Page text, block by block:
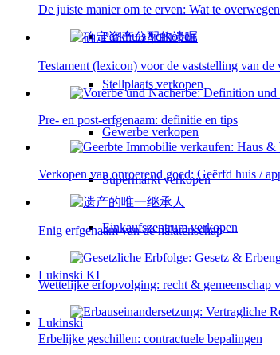
Parkhuis verkopen
Stellplaats verkopen
Gewerbe verkopen
Supermarkt verkopen
Einkaufszentrum verkopen
Lukinski KI
Lukinski
De juiste manier om te erven: Wat te
Testament (lexicon) voor de vaststelling van de
Pre- en post-erfgenaam: definitie en tips
Verkopen van onroerend goed: Geërfd huis /
Enig erfgenaam van de nalatenschap
Wettelijke erfopvolging: recht & gemeenschap
Erbelijke geschillen: contractuele bepalingen